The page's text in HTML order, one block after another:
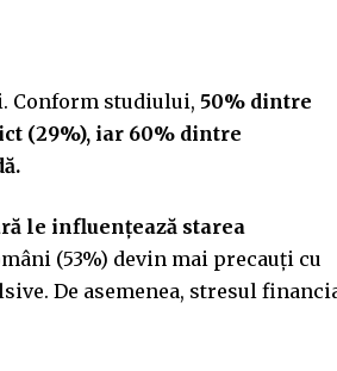
Conform studiului, 50% dintre
(29%), iar 60% dintre
le influențează starea
(53%) devin mai precauți cu
De asemenea, stresul